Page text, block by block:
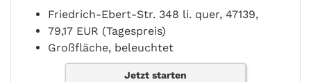
Friedrich-Ebert-Str. 348 li. quer, 47139,
79,17 EUR (Tagespreis)
Großfläche, beleuchtet
Jetzt starten